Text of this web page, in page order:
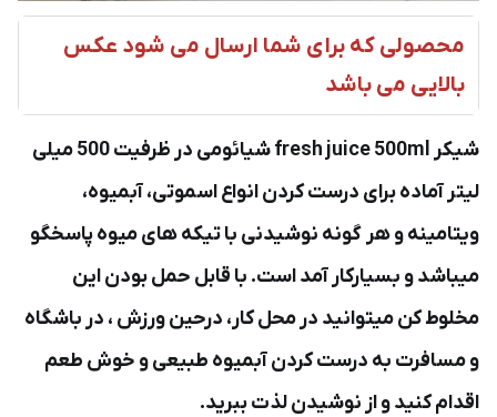
محصولی که برای شما ارسال می شود عکس
بالایی می باشد
شیکر fresh juice 500ml شیائومی در ظرفیت 500 میلی
لیتر آماده برای درست کردن انواع اسموتی، آبمیوه،
ویتامینه و هر گونه نوشیدنی با تیکه های میوه پاسخگو
میباشد و بسیارکار آمد است. با قابل حمل بودن این
مخلوط کن میتوانید در محل کار، درحین ورزش ، در باشگاه
و مسافرت به درست کردن آبمیوه طبیعی و خوش طعم
اقدام کنید و از نوشیدن لذت ببرید.